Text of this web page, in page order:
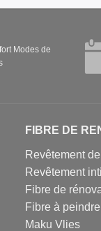
Modes de
FIBRE DE
Revêtement
Revêtement
Fibre de
Fibre à
Maku Vlies